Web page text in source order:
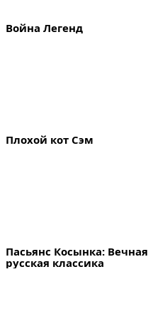
Война Легенд
Плохой кот Сэм
Пасьянс Косынка: Вечная
русская классика